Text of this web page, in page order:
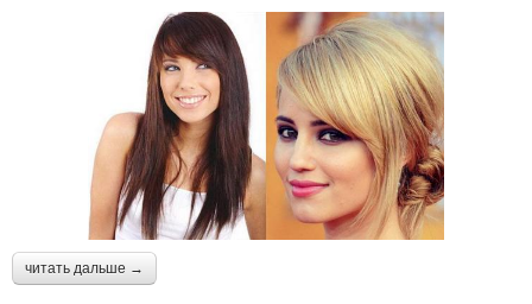
читать дальше →